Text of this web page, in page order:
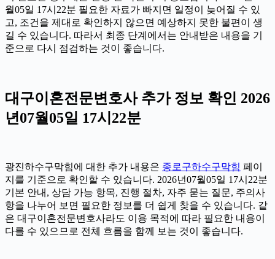
월05일 17시22분 필요한 자료가 빠지면 일정이 늦어질 수 있
고, 조건을 제대로 확인하지 않으면 예상하지 못한 불편이 생
길 수 있습니다. 따라서 최종 단계에서는 안내받은 내용을 기
준으로 다시 점검하는 것이 좋습니다.
대구이혼전문변호사 추가 정보 확인 2026
년07월05일 17시22분
광진하수구막힘에 대한 추가 내용은 종로구하수구막힘 페이
지를 기준으로 확인할 수 있습니다. 2026년07월05일 17시22분
기본 안내, 상담 가능 항목, 진행 절차, 자주 묻는 질문, 주의사
항을 나누어 보면 필요한 정보를 더 쉽게 찾을 수 있습니다. 같
은 대구이혼전문변호사라도 이용 목적에 따라 필요한 내용이
다를 수 있으므로 전체 흐름을 함께 보는 것이 좋습니다.